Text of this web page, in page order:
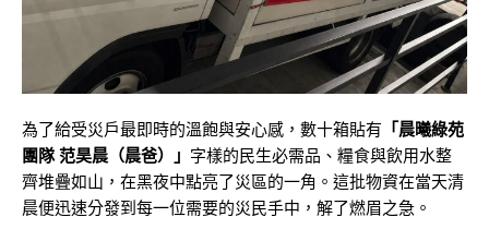
為了給受災戶最即時的溫飽與安心感，數十箱貼有 「晨曦綠苑
團隊 范昊晨（晨爸）」 字樣的民生必需品、糧食與飲用水整
齊堆疊如山，在黑夜中點亮了災區的一角。這批物資在當天清
晨便迅速分發到每一位需要的災民手中，解了燃眉之急。